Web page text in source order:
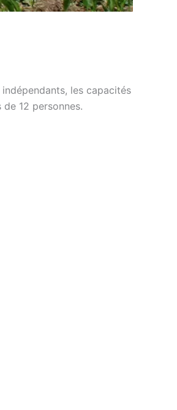
les capacités
12 personnes.